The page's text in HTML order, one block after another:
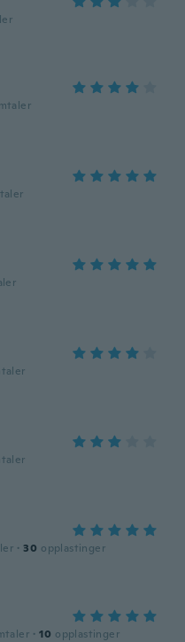
· 30 opplastinger
· 10 opplastinger